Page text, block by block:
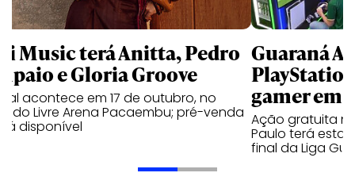
Music terá Anitta, Pedro
e Gloria Groove
acontece em 17 de outubro, no
Livre Arena Pacaembu; pré-venda
disponível
Guaraná
gamer em
Ação gratuita
Paulo terá
final da Liga